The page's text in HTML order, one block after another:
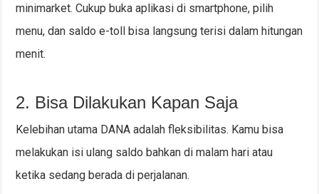
minimarket. Cukup buka aplikasi di smartphone, pilih
menu, dan saldo e-toll bisa langsung terisi dalam hitungan
menit.
2. Bisa Dilakukan Kapan Saja
Kelebihan utama DANA adalah fleksibilitas. Kamu bisa
melakukan isi ulang saldo bahkan di malam hari atau
ketika sedang berada di perjalanan.